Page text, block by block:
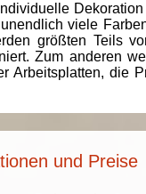
viele
größten Teils
Zum anderen
Arbeitsplatten, die
und Preise